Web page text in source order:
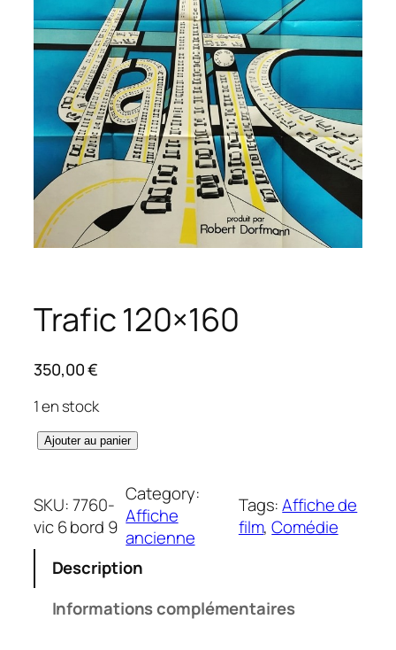
Trafic 120×160
350,00€
1 en stock
q
n
t
i
Ajouter au panier
SKU:7760-
vic 6 bord 9
Category:
Affiche
ancienne
Tags:Affiche de
film, Comédie
Description
Informations complémentaires